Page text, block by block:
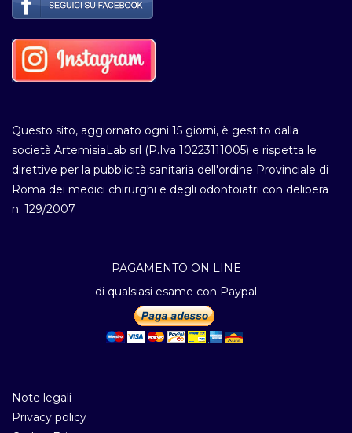
Questo sito, aggiornato ogni 15 giorni, è gestito dalla
società ArtemisiaLab srl (P.Iva 10223111005) e rispetta le
direttive per la pubblicità sanitaria dell'ordine Provinciale di
Roma dei medici chirurghi e degli odontoiatri con delibera
n. 129/2007
PAGAMENTO ON LINE
di qualsiasi esame con Paypal
Note legali
Privacy policy